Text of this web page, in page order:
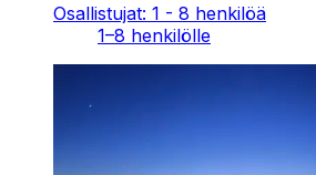
Osallistujat: 1 - 8 henkilöä
1–8 henkilölle